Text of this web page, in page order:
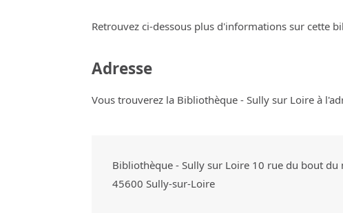
Retrouvez ci-dessous plus d'informations sur cette
Adresse
Vous trouverez la Bibliothèque - Sully sur Loire à
Bibliothèque - Sully sur Loire 10 rue du bout du
45600 Sully-sur-Loire